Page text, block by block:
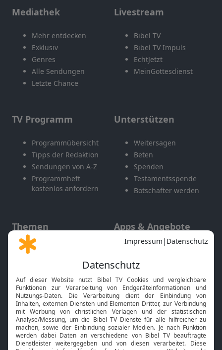
Mediathek
Mehr entdecken
Exklusiv
Genres
Alle Sendungen
Letzte Chance
Livestream
Bibel TV
Bibel TV Impuls
EchtJetzt
MeinGottesdienst
TV Programm
Programmübersicht
Tipps der Redaktion
Sendungen von A-Z
Programmheft
kostenlos anfordern
Unterstützen
Weitersagen
Beten
Spenden
Testamentsspende
Botschafter werden
Themen
Gott und Bibel erklärt
Neuigkeiten
Apps & Angebote
Mobile App
Smart TV
HbbTV
Bibelthek Online-Bibel
Nächster Gottesdienst